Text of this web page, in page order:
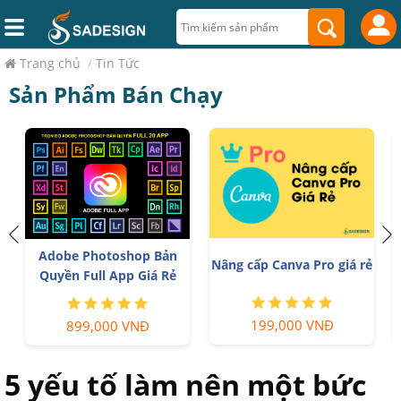
Trang chủ / Tin Tức
Sản Phẩm Bán Chạy
Adobe Photoshop Bản
Quyền Full App Giá Rẻ
899,000 VNĐ
Nâng cấp Canva Pro giá rẻ
199,000 VNĐ
5 yếu tố làm nên một bức